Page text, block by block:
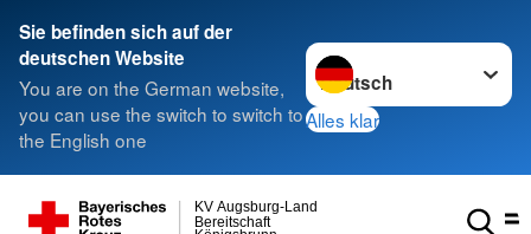
Sie befinden sich auf der
deutschen Website
You are on the German website,
you can use the switch to switch to
the English one
Sprache wechseln zu
Alles klar
Bereitschaft
KV Augsburg-Land